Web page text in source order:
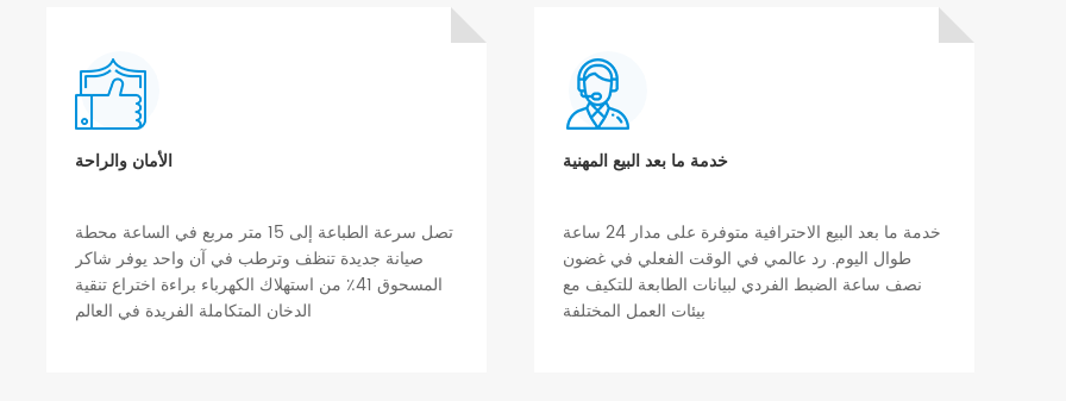
الأمان والراحة
تصل سرعة الطباعة إلى 15 متر مربع في الساعة محطة
صيانة جديدة تنظف وترطب في آن واحد يوفر شاكر
المسحوق 41٪ من استهلاك الكهرباء براءة اختراع تنقية
الدخان المتكاملة الفريدة في العالم
خدمة ما بعد البيع المهنية
خدمة ما بعد البيع الاحترافية متوفرة على مدار 24 ساعة
طوال اليوم. رد عالمي في الوقت الفعلي في غضون
نصف ساعة الضبط الفردي لبيانات الطابعة للتكيف مع
بيئات العمل المختلفة